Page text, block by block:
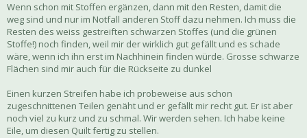
Wenn schon mit Stoffen ergänzen, dann mit den Resten, damit die
weg sind und nur im Notfall anderen Stoff dazu nehmen. Ich muss die
Resten des weiss gestreiften schwarzen Stoffes (und die grünen
Stoffe!) noch finden, weil mir der wirklich gut gefällt und es schade
wäre, wenn ich ihn erst im Nachhinein finden würde. Grosse schwarze
Flächen sind mir auch für die Rückseite zu dunkel
Einen kurzen Streifen habe ich probeweise aus schon
zugeschnittenen Teilen genäht und er gefällt mir recht gut. Er ist aber
noch viel zu kurz und zu schmal. Wir werden sehen. Ich habe keine
Eile, um diesen Quilt fertig zu stellen.